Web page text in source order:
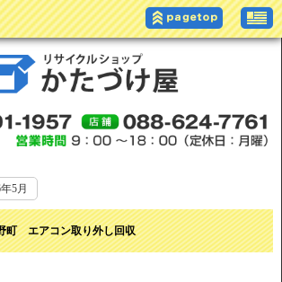
5月
エアコン取り外し回収